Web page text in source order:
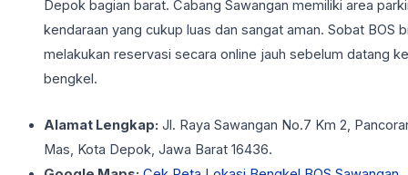
Depok bagian barat. Cabang Sawangan memiliki area
kendaraan yang cukup luas dan sangat aman. Sobat BOS
melakukan reservasi secara online jauh sebelum datang ke
bengkel.
Alamat Lengkap: Jl. Raya Sawangan No.7 Km 2,
Mas, Kota Depok, Jawa Barat 16436.